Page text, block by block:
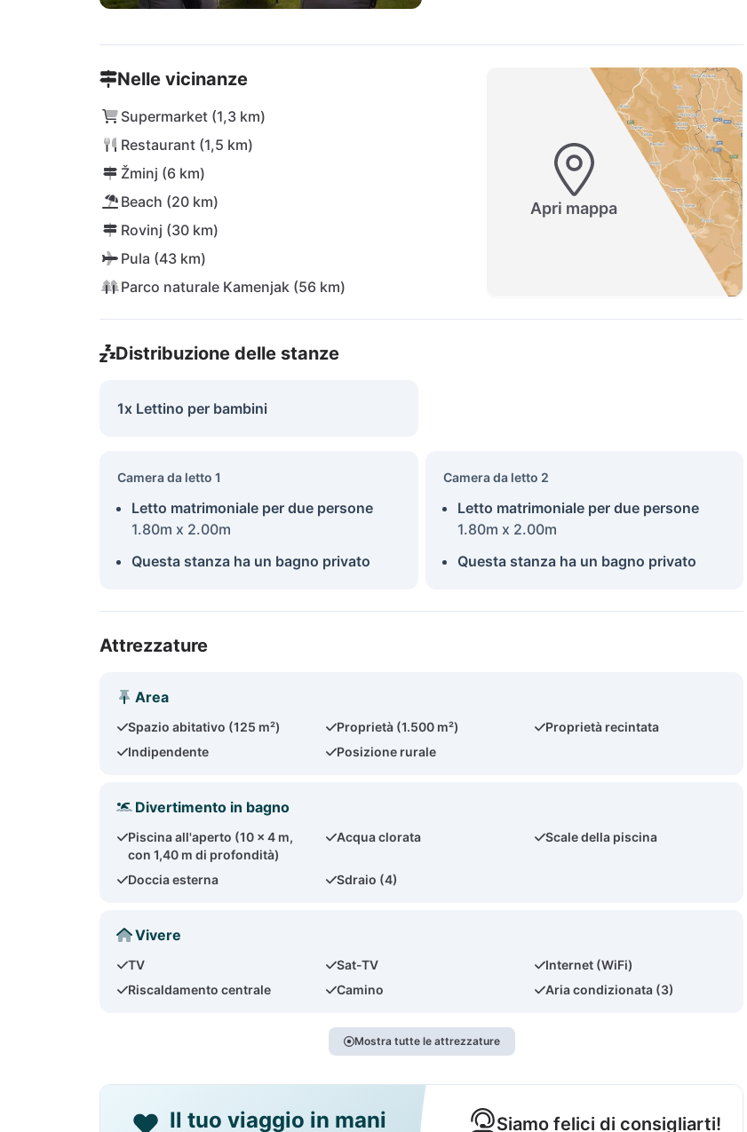
Nelle vicinanze
Supermarket (1,3 km)
Restaurant (1,5 km)
Žminj (6 km)
Beach (20 km)
Rovinj (30 km)
Pula (43 km)
Parco naturale Kamenjak (56 km)
Apri mappa
Distribuzione delle stanze
1x Lettino per bambini
Camera da letto 1
Letto matrimoniale per due persone
1.80m x 2.00m
Questa stanza ha un bagno privato
Camera da letto 2
Letto matrimoniale per due persone
1.80m x 2.00m
Questa stanza ha un bagno privato
Attrezzature
Area
Spazio abitativo (125 m²) Proprietà (1.500 m²)
Proprietà recintata
Indipendente
Posizione rurale
Divertimento in bagno
Piscina all'aperto (10 x 4 m,
con 1,40 m di profondità)
Acqua clorata Scale della piscina
Doccia esterna Sdraio (4)
Vivere
TV Sat-TV
Internet (WiFi)
Riscaldamento centrale
Camino Aria condizionata (3)
Mostra tutte le attrezzature
Il tuo viaggio in mani Siamo felici di consigliarti!